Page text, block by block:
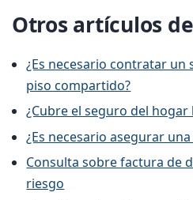
Otros artículos
¿Es necesario contratar
piso compartido?
¿Cubre el seguro del hogar
¿Es necesario asegurar
Consulta sobre factura de
riesgo